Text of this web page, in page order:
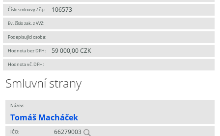
Číslo smlouvy / č.j.: 106573
Ev. číslo zak. z VVZ:
Podepisující osoba:
Hodnota bez DPH: 59 000,00 CZK
Hodnota vč. DPH:
Smluvní strany
Název:
Tomáš Macháček
IČO: 66279003